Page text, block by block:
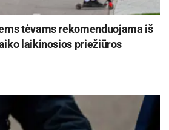
tėvams rekomenduojama iš
laikinosios priežiūros